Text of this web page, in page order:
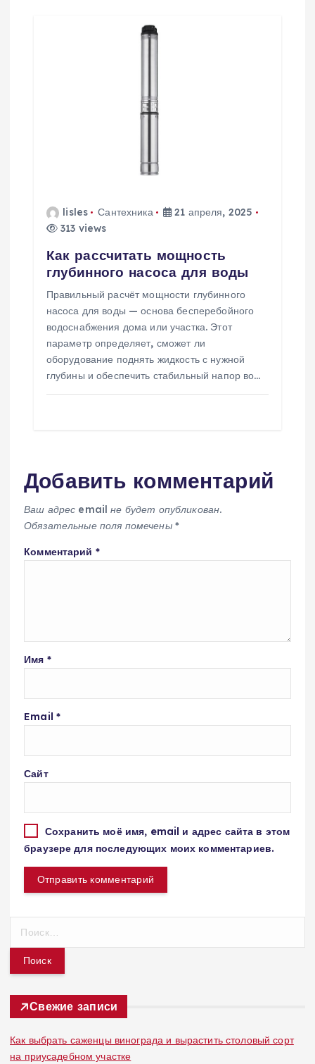
lisles Сантехника
21 апреля, 2025
313 views
Как рассчитать мощность
глубинного насоса для воды
Правильный расчёт мощности глубинного
насоса для воды — основа бесперебойного
водоснабжения дома или участка. Этот
параметр определяет, сможет ли
оборудование поднять жидкость с нужной
глубины и обеспечить стабильный напор во…
Добавить комментарий
Ваш адрес email не будет опубликован.
Обязательные поля помечены *
Комментарий *
Имя *
Email *
Сайт
Сохранить моё имя, email и адрес сайта в этом
браузере для последующих моих комментариев.
т
Свежие записи
Как выбрать саженцы винограда и вырастить столовый сорт
на приусадебном участке